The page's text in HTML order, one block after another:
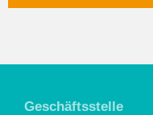
Geschäftsstelle